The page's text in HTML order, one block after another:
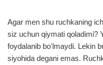
Agar men shu ruchkaning
siz uchun qiymati qoladimi?
foydalanib boʻlmaydi. Lekin
siyohida degani emas.